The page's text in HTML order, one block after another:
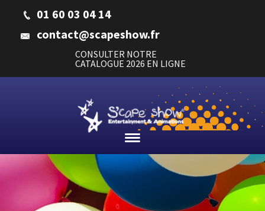
01 60 03 04 14
contact@scapeshow.fr
CONSULTER NOTRE
CATALOGUE 2026 EN LIGNE